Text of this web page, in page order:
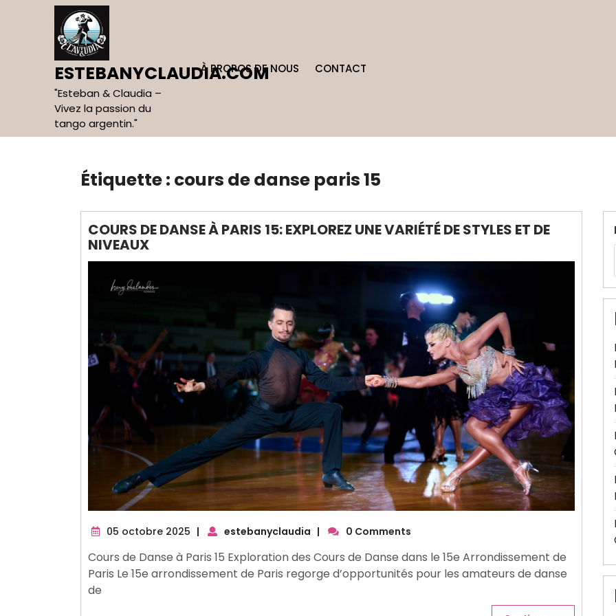
ESTEBANYCLAUDIA.COM
"Esteban & Claudia –
Vivez la passion du
tango argentin."
À PROPOS DE NOUS CONTACT
Étiquette : cours de danse paris 15
COURS DE DANSE À PARIS 15: EXPLOREZ UNE VARIÉTÉ DE STYLES ET DE
NIVEAUX
05 octobre 2025 05
2025
| estebanyclaudia | 0 Comments
Cours de Danse à Paris 15 Exploration des Cours de Danse dans le 15e Arrondissement de
Paris Le 15e arrondissement de Paris regorge d’opportunités pour les amateurs de danse
de